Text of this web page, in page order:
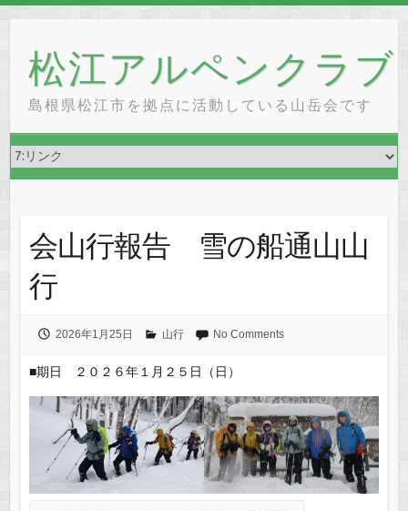
content松江アルペンクラブ
島根県松江市を拠点に活動している山岳会です
会山行報告 雪の船通山山
行
2026年1月25日 山行 No Comments
■期日 ２０２６年１月２５日（日）